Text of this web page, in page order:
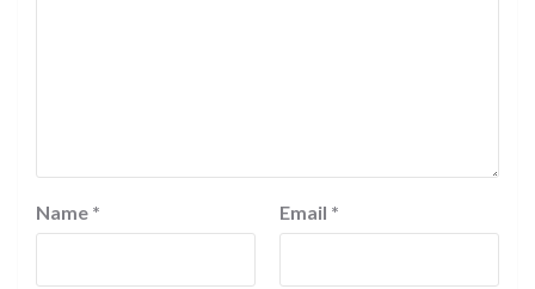
Name * Email *